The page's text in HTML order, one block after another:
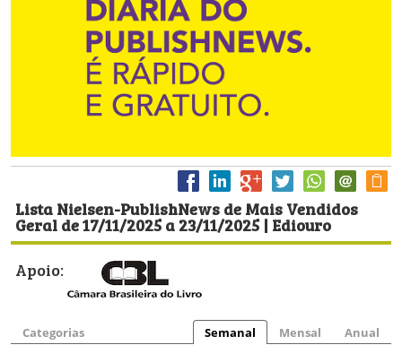
Lista Nielsen-PublishNews de Mais Vendidos
Geral de 17/11/2025 a 23/11/2025 | Ediouro
Apoio:
Categorias Semanal Mensal Anual